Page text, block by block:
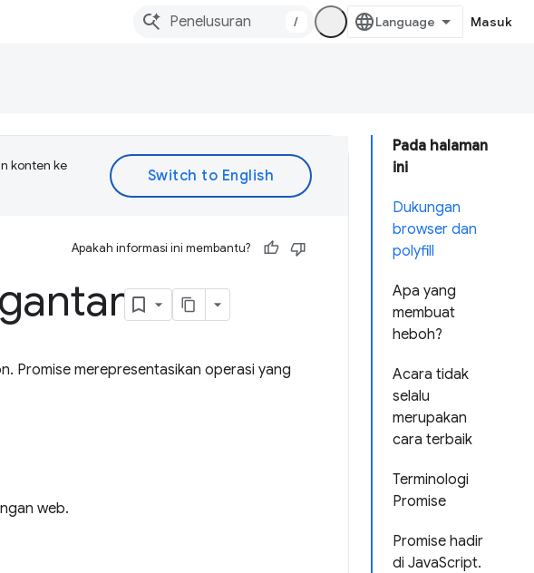
/ Masuk
Pada halaman
ini
Dukungan
browser dan
polyfill
Apa yang
membuat
heboh?
Acara tidak
selalu
merupakan
cara terbaik
Terminologi
Promise
Promise hadir
di JavaScript.
konten ke
Apakah informasi ini membantu?
Promise merepresentasikan operasi yang
web.